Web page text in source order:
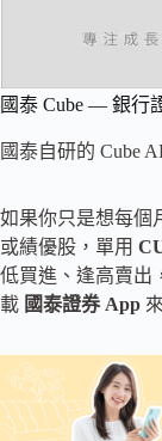
國泰 Cube — 銀行
國泰自研的 Cube
如果你只是想每個
或績優股，單用
低買進、逢高賣出
載 國泰證券 App